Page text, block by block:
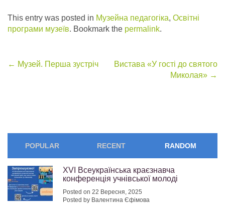
This entry was posted in Музейна педагогіка, Освітні
програми музеїв. Bookmark the permalink.
Post
← Музей. Перша зустріч
Вистава «У гості до святого
Миколая» →
POPULAR RECENT RANDOM
ХVІ Всеукраїнська краєзнавча
конференція учнівської молоді
Posted on 22 Вересня, 2025
Posted by Валентина Єфімова